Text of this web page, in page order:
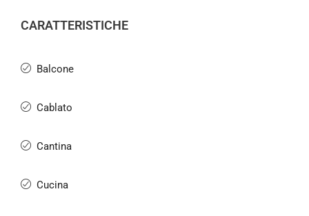
CARATTERISTICHE
Balcone
Cablato
Cantina
Cucina